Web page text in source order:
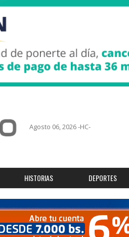
Agosto 06, 2026 -HC-
HISTORIAS DEPORTES